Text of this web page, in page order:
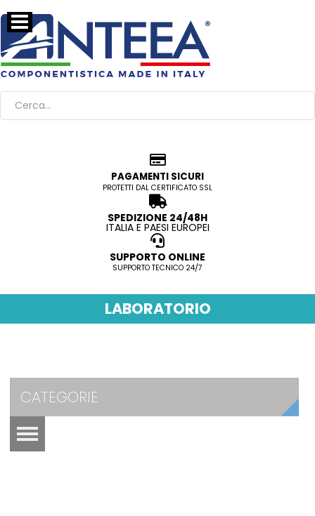
PAGAMENTI SICURI
PROTETTI DAL CERTIFICATO SSL
SPEDIZIONE 24/48H
ITALIA E PAESI EUROPEI
SUPPORTO ONLINE
SUPPORTO TECNICO 24/7
LABORATORIO
CATEGORIE